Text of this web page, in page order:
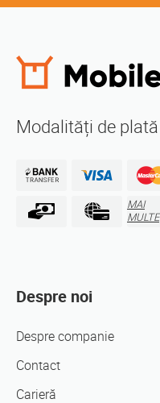
Modalități de plată
MAI
MULTE
Despre noi
Despre companie
Contact
Carieră